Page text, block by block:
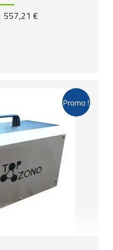
Le
557,21 €Le
Promo !